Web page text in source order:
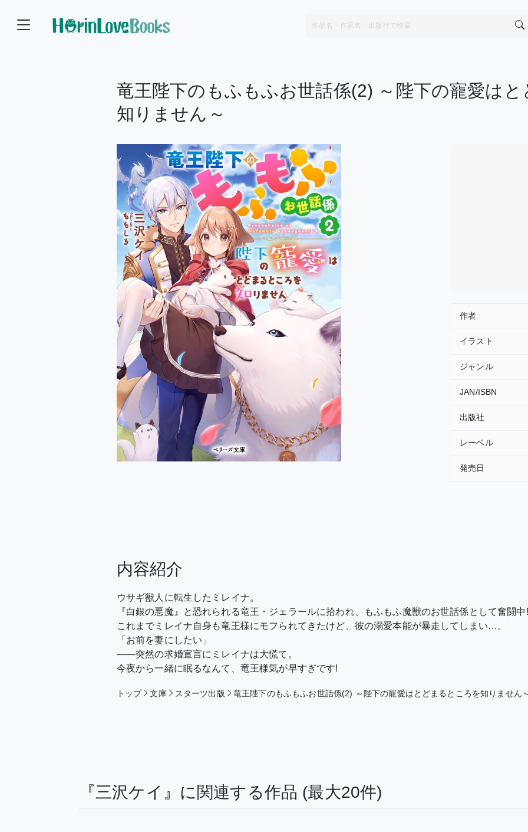
竜王陛下のもふもふお世話係(2) ～陛下の寵愛は
知りません～
作者
イラスト
ジャンル
JAN/ISBN
出版社
レーベル
発売日
内容紹介
ウサギ獣人に転生したミレイナ。
『白銀の悪魔』と恐れられる竜王・ジェラールに拾われ、もふもふ魔獣のお世話係として奮闘中!
これまでミレイナ自身も竜王様にモフられてきたけど、彼の溺愛本能が暴走してしまい…。
「お前を妻にしたい」
――突然の求婚宣言にミレイナは大慌て。
今夜から一緒に眠るなんて、竜王様気が早すぎです!
トップ 文庫 スターツ出版 竜王陛下のもふもふお世話係(2) ～陛下の寵愛はとどまるところを知りません
『三沢ケイ』に関連する作品 (最大20件)